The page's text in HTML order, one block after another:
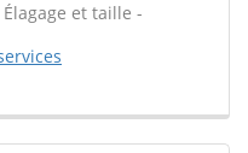
et taille -